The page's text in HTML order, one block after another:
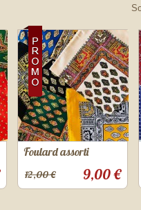
Foulard assorti
9,00 €
12,00 €